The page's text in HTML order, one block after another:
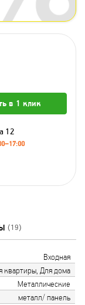
в 1 клик
12
(19)
Входная
квартиры, Для дома
Металлические
металл/ панель